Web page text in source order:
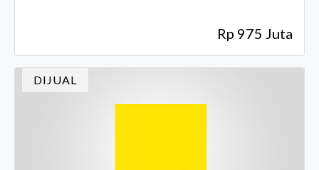
Rp 975 Juta
DIJUAL